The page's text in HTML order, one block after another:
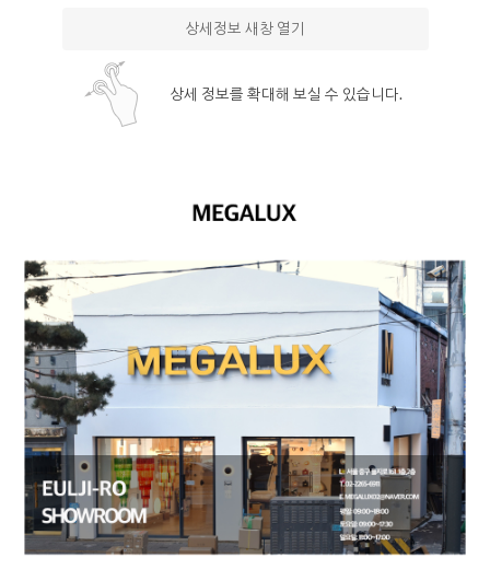
상세정보 새창 열기
상세 정보를 확대해 보실 수 있습니다.